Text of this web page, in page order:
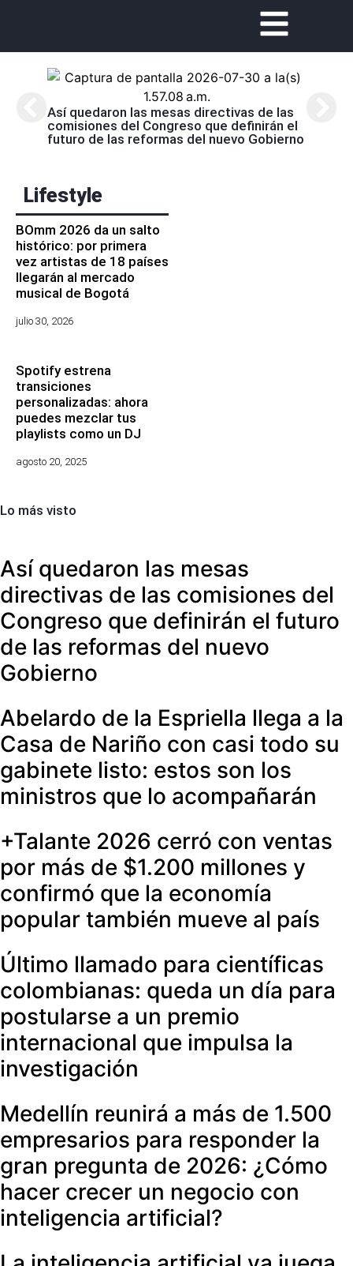
Así quedaron las mesas directivas de las
comisiones del Congreso que definirán el
futuro de las reformas del nuevo Gobierno
Lifestyle
BOmm 2026 da un salto
histórico: por primera
vez artistas de 18 países
llegarán al mercado
musical de Bogotá
julio 30, 2026
Spotify estrena
transiciones
personalizadas: ahora
puedes mezclar tus
playlists como un DJ
agosto 20, 2025
Lo más visto
Así quedaron las mesas
directivas de las comisiones del
Congreso que definirán el futuro
de las reformas del nuevo
Gobierno
Abelardo de la Espriella llega a la
Casa de Nariño con casi todo su
gabinete listo: estos son los
ministros que lo acompañarán
+Talante 2026 cerró con ventas
por más de $1.200 millones y
confirmó que la economía
popular también mueve al país
Último llamado para científicas
colombianas: queda un día para
postularse a un premio
internacional que impulsa la
investigación
Medellín reunirá a más de 1.500
empresarios para responder la
gran pregunta de 2026: ¿Cómo
hacer crecer un negocio con
inteligencia artificial?